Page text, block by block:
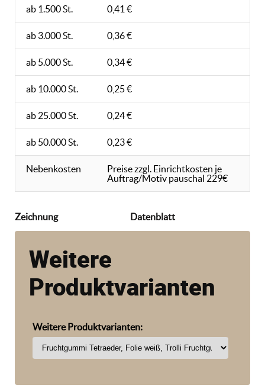
ab 1.500 St. 0,41 €
ab 3.000 St. 0,36 €
ab 5.000 St. 0,34 €
ab 10.000 St. 0,25 €
ab 25.000 St. 0,24 €
ab 50.000 St. 0,23 €
Nebenkosten
Preise zzgl. Einrichtkosten je
Auftrag/Motiv pauschal 229€
Zeichnung Datenblatt
Weitere
Produktvarianten
Weitere Produktvarianten: